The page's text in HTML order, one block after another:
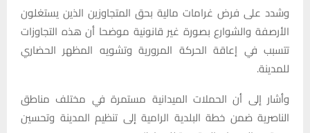
وشدد على فرض غرامات مالية بحق المتجاوزين الذين يستغلون
الأرصفة والشوارع بصورة غير قانونية موضحا أن هذه التجاوزات
تتسبب في إعاقة الحركة المرورية وتشويه المظهر الحضاري
للمدينة.
وأشار إلى أن الحملات الميدانية مستمرة في مختلف مناطق
الناصرية ضمن خطة البلدية الرامية إلى تنظيم المدينة وتحسين